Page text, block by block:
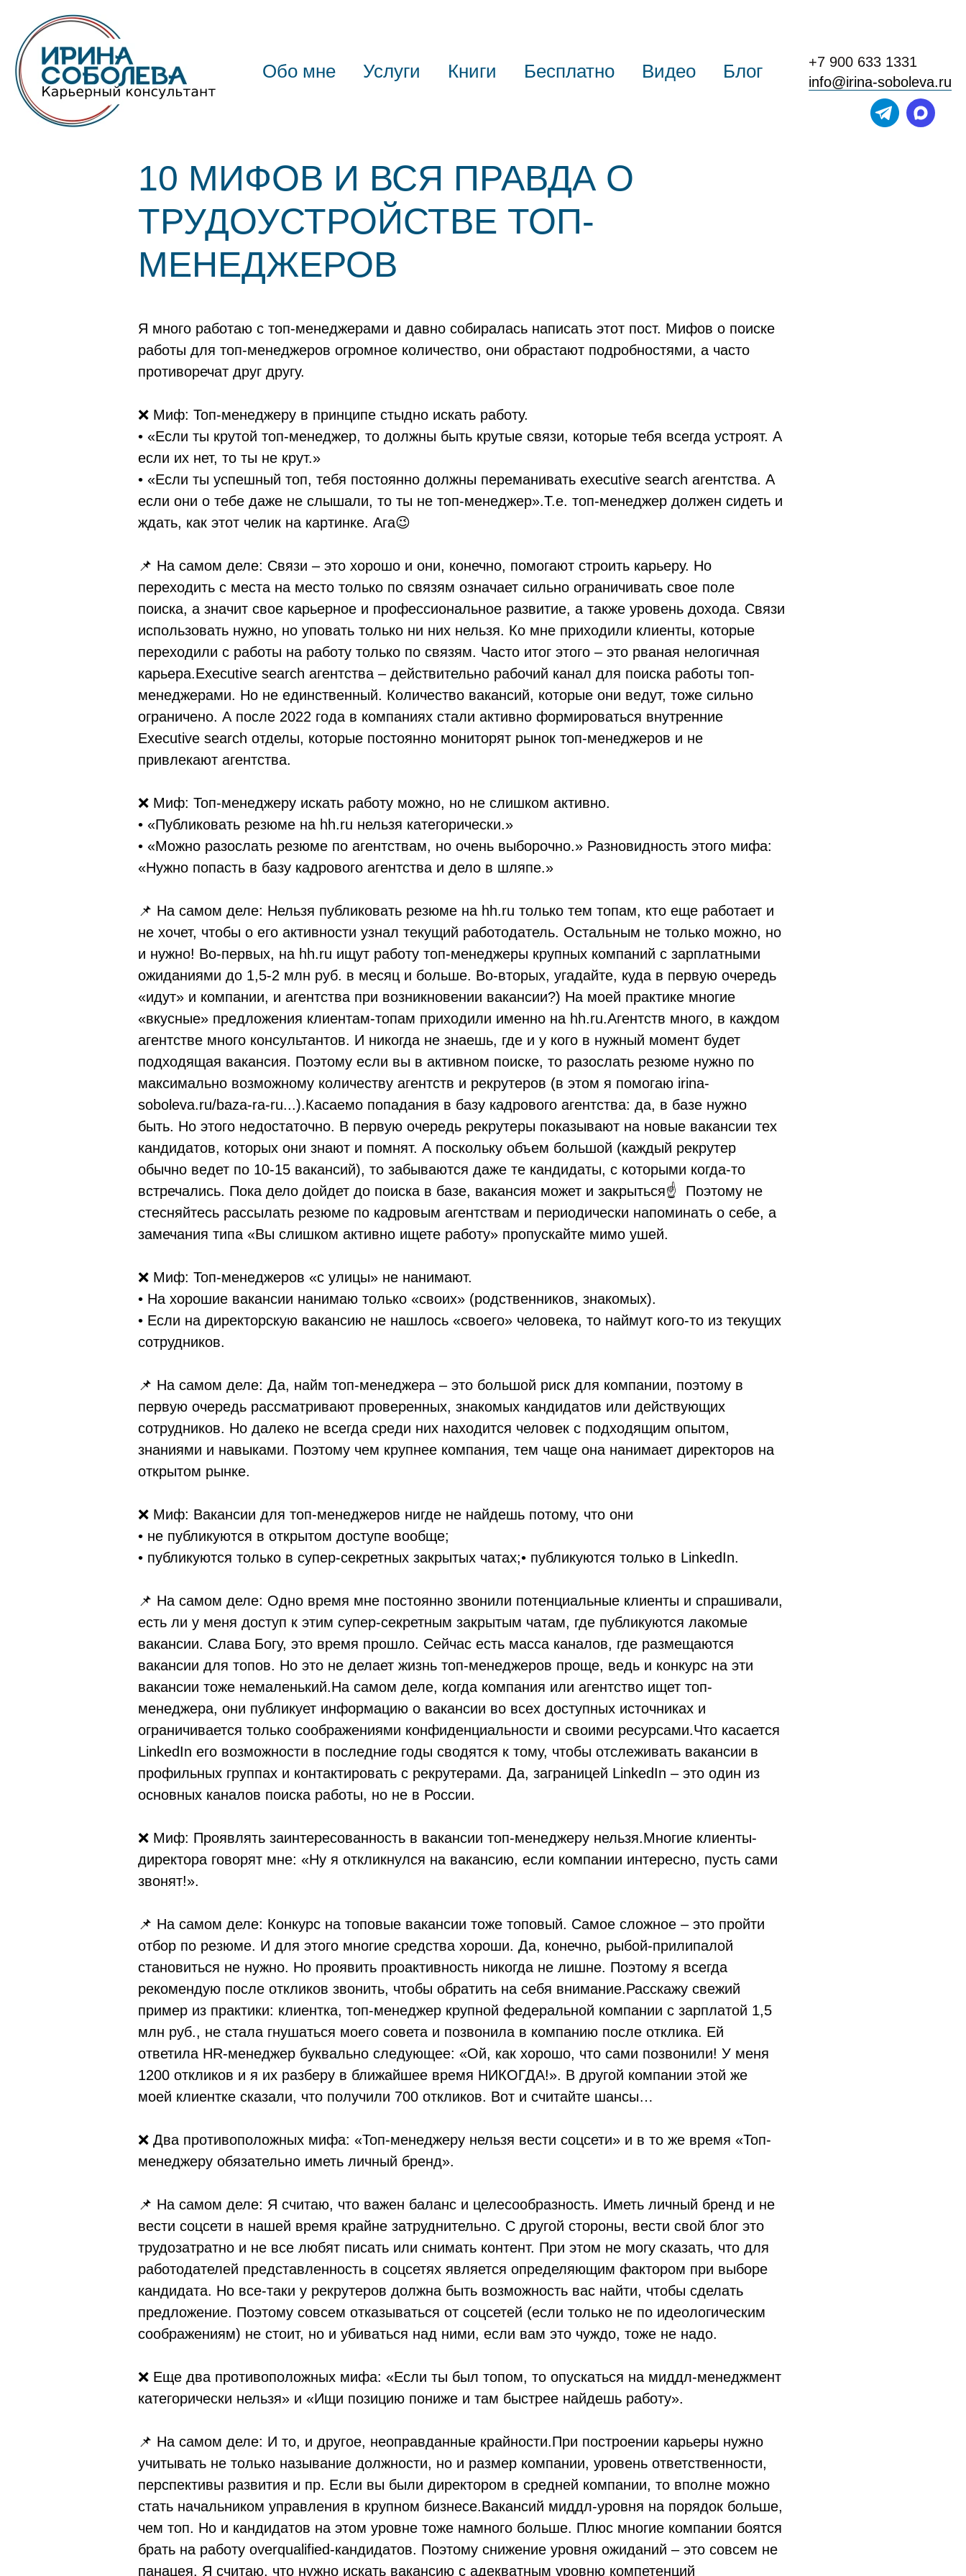
Обо мне Услуги Книги Бесплатно Видео Блог
+7 900 633 1331
info@irina-soboleva.ru
10 МИФОВ И ВСЯ ПРАВДА О
ТРУДОУСТРОЙСТВЕ ТОП-
МЕНЕДЖЕРОВ
Я много работаю с топ-менеджерами и давно собиралась написать этот пост. Мифов о поиске
работы для топ-менеджеров огромное количество, они обрастают подробностями, а часто
противоречат друг другу.
❌ Миф: Топ-менеджеру в принципе стыдно искать работу.
• «Если ты крутой топ-менеджер, то должны быть крутые связи, которые тебя всегда устроят. А
если их нет, то ты не крут.»
• «Если ты успешный топ, тебя постоянно должны переманивать executive search агентства. А
если они о тебе даже не слышали, то ты не топ-менеджер».Т.е. топ-менеджер должен сидеть и
ждать, как этот челик на картинке. Ага😉
📌 На самом деле: Связи – это хорошо и они, конечно, помогают строить карьеру. Но
переходить с места на место только по связям означает сильно ограничивать свое поле
поиска, а значит свое карьерное и профессиональное развитие, а также уровень дохода. Связи
использовать нужно, но уповать только ни них нельзя. Ко мне приходили клиенты, которые
переходили с работы на работу только по связям. Часто итог этого – это рваная нелогичная
карьера.Executive search агентства – действительно рабочий канал для поиска работы топ-
менеджерами. Но не единственный. Количество вакансий, которые они ведут, тоже сильно
ограничено. А после 2022 года в компаниях стали активно формироваться внутренние
Executive search отделы, которые постоянно мониторят рынок топ-менеджеров и не
привлекают агентства.
❌ Миф: Топ-менеджеру искать работу можно, но не слишком активно.
• «Публиковать резюме на hh.ru нельзя категорически.»
• «Можно разослать резюме по агентствам, но очень выборочно.» Разновидность этого мифа:
«Нужно попасть в базу кадрового агентства и дело в шляпе.»
📌 На самом деле: Нельзя публиковать резюме на hh.ru только тем топам, кто еще работает и
не хочет, чтобы о его активности узнал текущий работодатель. Остальным не только можно, но
и нужно! Во-первых, на hh.ru ищут работу топ-менеджеры крупных компаний с зарплатными
ожиданиями до 1,5-2 млн руб. в месяц и больше. Во-вторых, угадайте, куда в первую очередь
«идут» и компании, и агентства при возникновении вакансии?) На моей практике многие
«вкусные» предложения клиентам-топам приходили именно на hh.ru.Агентств много, в каждом
агентстве много консультантов. И никогда не знаешь, где и у кого в нужный момент будет
подходящая вакансия. Поэтому если вы в активном поиске, то разослать резюме нужно по
максимально возможному количеству агентств и рекрутеров (в этом я помогаю irina-
soboleva.ru/baza-ra-ru...).Касаемо попадания в базу кадрового агентства: да, в базе нужно
быть. Но этого недостаточно. В первую очередь рекрутеры показывают на новые вакансии тех
кандидатов, которых они знают и помнят. А поскольку объем большой (каждый рекрутер
обычно ведет по 10-15 вакансий), то забываются даже те кандидаты, с которыми когда-то
встречались. Пока дело дойдет до поиска в базе, вакансия может и закрыться☝️ Поэтому не
стесняйтесь рассылать резюме по кадровым агентствам и периодически напоминать о себе, а
замечания типа «Вы слишком активно ищете работу» пропускайте мимо ушей.
❌ Миф: Топ-менеджеров «с улицы» не нанимают.
• На хорошие вакансии нанимаю только «своих» (родственников, знакомых).
• Если на директорскую вакансию не нашлось «своего» человека, то наймут кого-то из текущих
сотрудников.
📌 На самом деле: Да, найм топ-менеджера – это большой риск для компании, поэтому в
первую очередь рассматривают проверенных, знакомых кандидатов или действующих
сотрудников. Но далеко не всегда среди них находится человек с подходящим опытом,
знаниями и навыками. Поэтому чем крупнее компания, тем чаще она нанимает директоров на
открытом рынке.
❌ Миф: Вакансии для топ-менеджеров нигде не найдешь потому, что они
• не публикуются в открытом доступе вообще;
• публикуются только в супер-секретных закрытых чатах;• публикуются только в LinkedIn.
📌 На самом деле: Одно время мне постоянно звонили потенциальные клиенты и спрашивали,
есть ли у меня доступ к этим супер-секретным закрытым чатам, где публикуются лакомые
вакансии. Слава Богу, это время прошло. Сейчас есть масса каналов, где размещаются
вакансии для топов. Но это не делает жизнь топ-менеджеров проще, ведь и конкурс на эти
вакансии тоже немаленький.На самом деле, когда компания или агентство ищет топ-
менеджера, они публикует информацию о вакансии во всех доступных источниках и
ограничивается только соображениями конфиденциальности и своими ресурсами.Что касается
LinkedIn его возможности в последние годы сводятся к тому, чтобы отслеживать вакансии в
профильных группах и контактировать с рекрутерами. Да, заграницей LinkedIn – это один из
основных каналов поиска работы, но не в России.
❌ Миф: Проявлять заинтересованность в вакансии топ-менеджеру нельзя.Многие клиенты-
директора говорят мне: «Ну я откликнулся на вакансию, если компании интересно, пусть сами
звонят!».
📌 На самом деле: Конкурс на топовые вакансии тоже топовый. Самое сложное – это пройти
отбор по резюме. И для этого многие средства хороши. Да, конечно, рыбой-прилипалой
становиться не нужно. Но проявить проактивность никогда не лишне. Поэтому я всегда
рекомендую после откликов звонить, чтобы обратить на себя внимание.Расскажу свежий
пример из практики: клиентка, топ-менеджер крупной федеральной компании с зарплатой 1,5
млн руб., не стала гнушаться моего совета и позвонила в компанию после отклика. Ей
ответила HR-менеджер буквально следующее: «Ой, как хорошо, что сами позвонили! У меня
1200 откликов и я их разберу в ближайшее время НИКОГДА!». В другой компании этой же
моей клиентке сказали, что получили 700 откликов. Вот и считайте шансы…
❌ Два противоположных мифа: «Топ-менеджеру нельзя вести соцсети» и в то же время «Топ-
менеджеру обязательно иметь личный бренд».
📌 На самом деле: Я считаю, что важен баланс и целесообразность. Иметь личный бренд и не
вести соцсети в нашей время крайне затруднительно. С другой стороны, вести свой блог это
трудозатратно и не все любят писать или снимать контент. При этом не могу сказать, что для
работодателей представленность в соцсетях является определяющим фактором при выборе
кандидата. Но все-таки у рекрутеров должна быть возможность вас найти, чтобы сделать
предложение. Поэтому совсем отказываться от соцсетей (если только не по идеологическим
соображениям) не стоит, но и убиваться над ними, если вам это чуждо, тоже не надо.
❌ Еще два противоположных мифа: «Если ты был топом, то опускаться на миддл-менеджмент
категорически нельзя» и «Ищи позицию пониже и там быстрее найдешь работу».
📌 На самом деле: И то, и другое, неоправданные крайности.При построении карьеры нужно
учитывать не только называние должности, но и размер компании, уровень ответственности,
перспективы развития и пр. Если вы были директором в средней компании, то вполне можно
стать начальником управления в крупном бизнесе.Вакансий миддл-уровня на порядок больше,
чем топ. Но и кандидатов на этом уровне тоже намного больше. Плюс многие компании боятся
брать на работу overqualified-кандидатов. Поэтому снижение уровня ожиданий – это совсем не
панацея. Я считаю, что нужно искать вакансию с адекватным уровню компетенций